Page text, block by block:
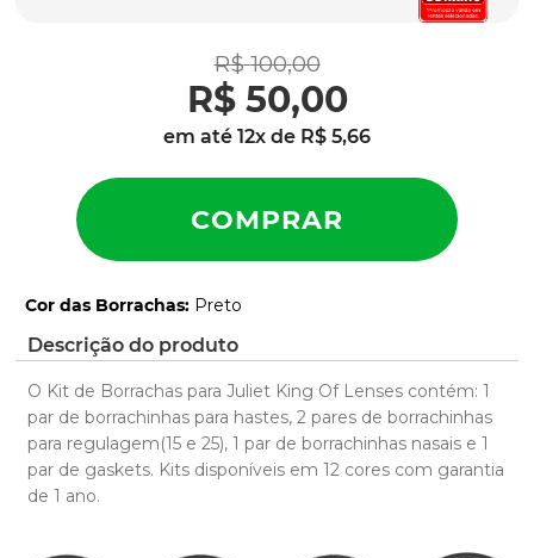
R$ 100,00
R$ 50,00
em até 12x de R$ 5,66
Cor das Borrachas: Preto
Descrição do produto
O Kit de Borrachas para Juliet King Of Lenses contém: 1
par de borrachinhas para hastes, 2 pares de borrachinhas
para regulagem(15 e 25), 1 par de borrachinhas nasais e 1
par de gaskets. Kits disponíveis em 12 cores com garantia
de 1 ano.